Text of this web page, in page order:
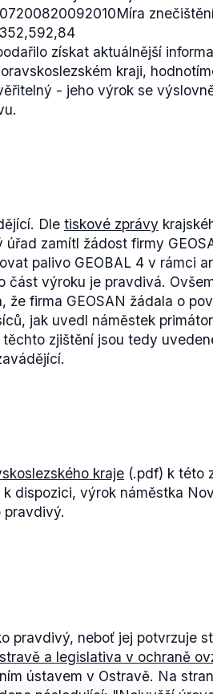
získat aktuálnější
kraji,
- jeho výrok se
Dle tiskové zprávy
zamítl žádost firmy
palivo GEOBAL 4 v rámci
část výroku je pravdivá.
že firma GEOSAN žádala o
jak uvedl náměstek
zjištění jsou tedy
kraje (.pdf) k této
dispozici, výrok náměstka
pravdivý.
pravdivý, neboť jej potvrzuje
a legislativa v ochraně
ústavem v Ostravě. Na